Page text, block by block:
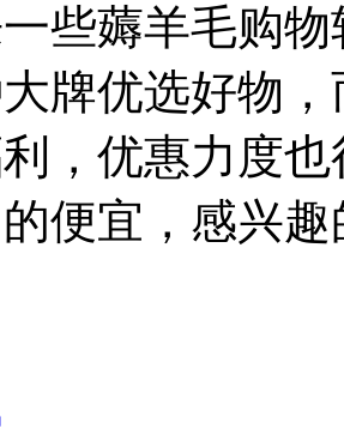
些薅羊毛购
牌优选好物
，优惠力度
便宜，感兴